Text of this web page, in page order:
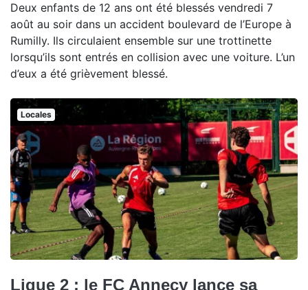
Deux enfants de 12 ans ont été blessés vendredi 7
août au soir dans un accident boulevard de l’Europe à
Rumilly. Ils circulaient ensemble sur une trottinette
lorsqu’ils sont entrés en collision avec une voiture. L’un
d’eux a été grièvement blessé.
Locales
Ligue 2 : le FC Annecy lance sa